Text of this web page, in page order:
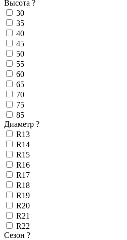
Высота ?
30
35
40
45
50
55
60
65
70
75
85
Диаметр ?
R13
R14
R15
R16
R17
R18
R19
R20
R21
R22
Сезон ?